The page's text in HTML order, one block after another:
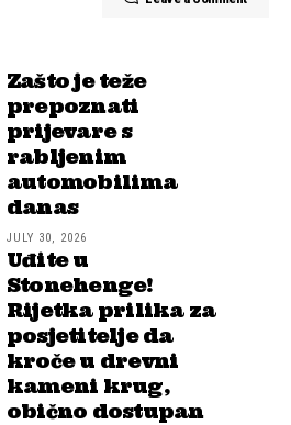
Zašto je teže
prepoznati
prijevare s
rabljenim
automobilima
danas
JULY 30, 2026
Uđite u
Stonehenge!
Rijetka prilika za
posjetitelje da
kroče u drevni
kameni krug,
obično dostupan